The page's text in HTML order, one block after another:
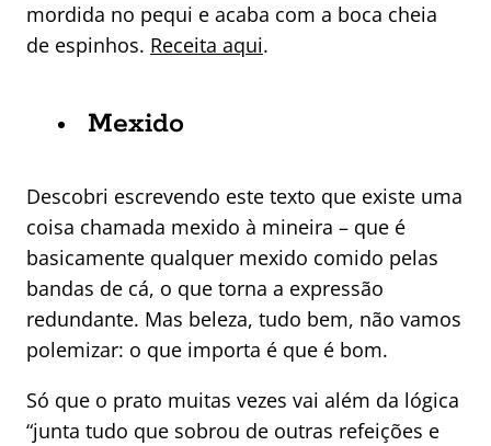
mordida no pequi e acaba com a boca cheia
de espinhos. Receita aqui.
Mexido
Descobri escrevendo este texto que existe uma
coisa chamada mexido à mineira – que é
basicamente qualquer mexido comido pelas
bandas de cá, o que torna a expressão
redundante. Mas beleza, tudo bem, não vamos
polemizar: o que importa é que é bom.
Só que o prato muitas vezes vai além da lógica
“junta tudo que sobrou de outras refeições e